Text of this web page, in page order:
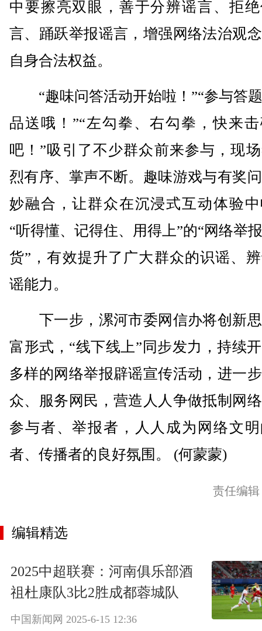
中要擦亮双眼，善于分辨谣言、拒
言、踊跃举报谣言，增强网络法治观
自身合法权益。
“趣味问答活动开始啦！”“参与答
品送哦！”“左勾拳、右勾拳，快来
吧！”吸引了不少群众前来参与，现
烈有序、掌声不断。趣味游戏与有奖
妙融合，让群众在沉浸式互动体验
“听得懂、记得住、用得上”的“网络举
货”，有效提升了广大群众的识谣、
谣能力。
下一步，漯河市委网信办将创新
富形式，“线下线上”同步发力，持续
多样的网络举报辟谣宣传活动，进一
众、服务网民，营造人人争做抵制网
参与者、举报者，人人成为网络文
者、传播者的良好氛围。 (何蒙蒙)
责任编
编辑精选
2025中超联赛：河南俱乐部酒
祖杜康队3比2胜成都蓉城队
中国新闻网 2025-6-15 12:36